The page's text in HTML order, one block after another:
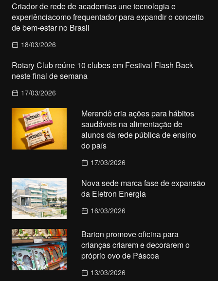
Criador de rede de academias une tecnologia e
experiênciacomo frequentador para expandir o conceito
de bem-estar no Brasil
18/03/2026
Rotary Club reúne 10 clubes em Festival Flash Back
neste final de semana
17/03/2026
Merendô cria ações para hábitos
saudáveis na alimentação de
alunos da rede pública de ensino
do país
17/03/2026
Nova sede marca fase de expansão
da Eletron Energia
16/03/2026
Barion promove oficina para
crianças criarem e decorarem o
próprio ovo de Páscoa
13/03/2026